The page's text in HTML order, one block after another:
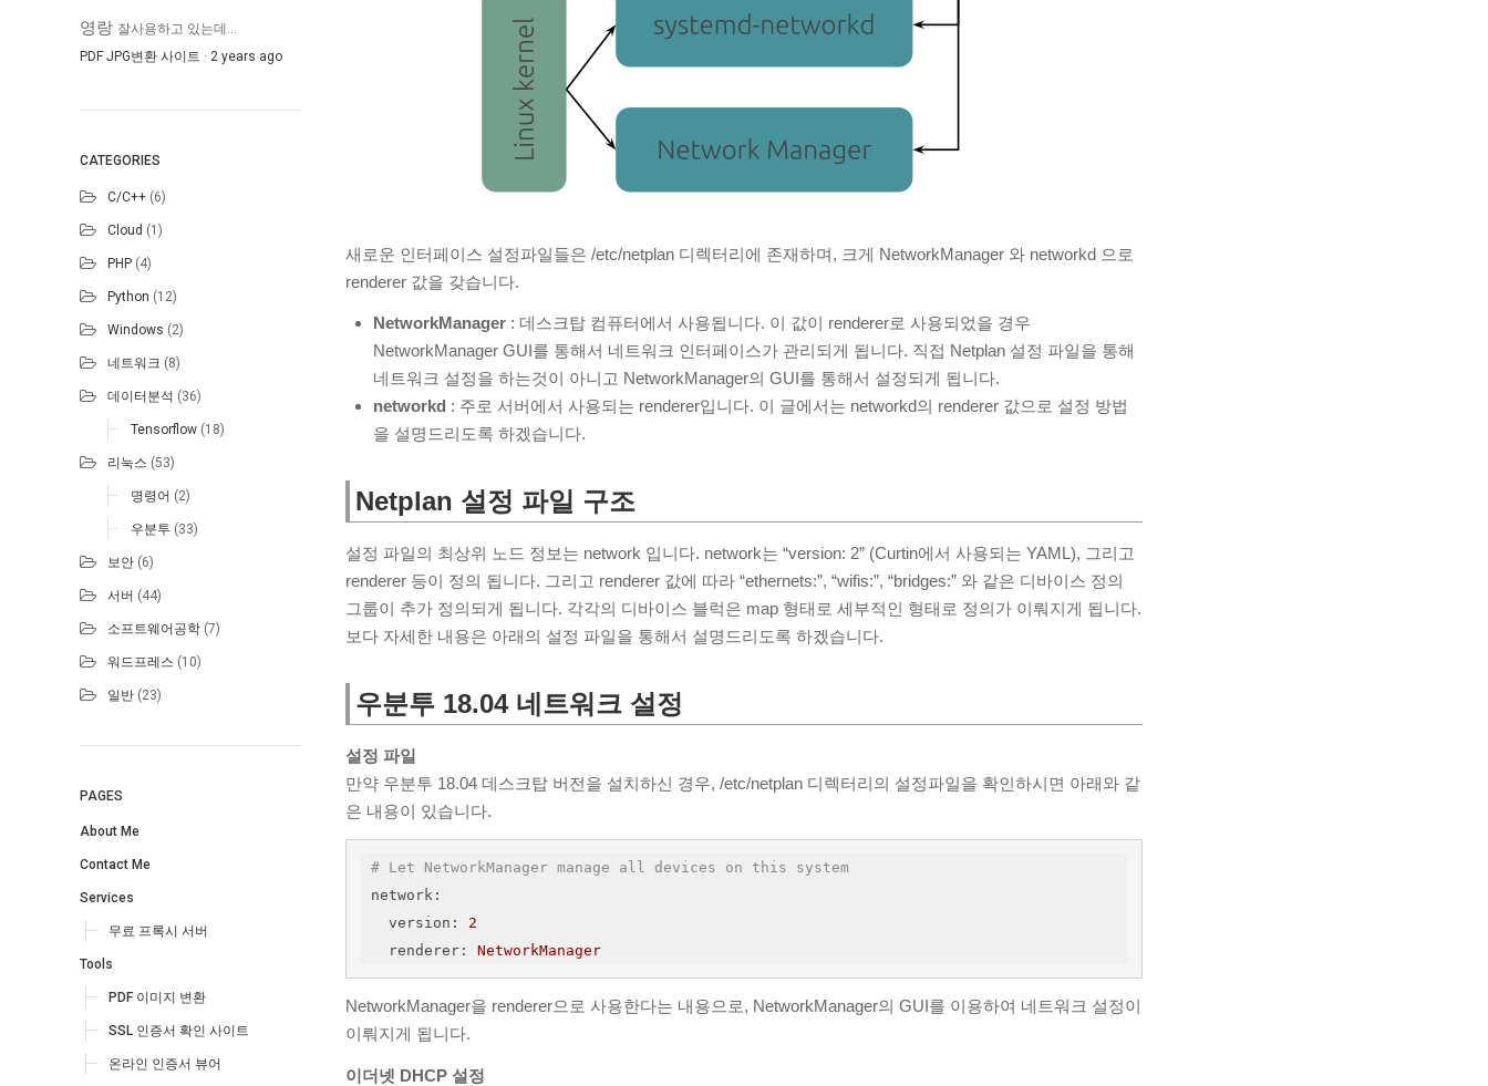
영랑 잘사용하고 있는데...
PDF JPG변환 사이트 · 2 years ago
CATEGORIES
C/C++ (6)
Cloud (1)
PHP (4)
Python (12)
Windows (2)
네트워크 (8)
데이터분석 (36)
Tensorflow (18)
리눅스 (53)
명령어 (2)
우분투 (33)
보안 (6)
서버 (44)
소프트웨어공학 (7)
워드프레스 (10)
일반 (23)
PAGES
About Me
Contact Me
Services
무료 프록시 서버
Tools
PDF 이미지 변환
SSL 인증서 확인 사이트
온라인 인증서 뷰어
새로운 인터페이스 설정파일들은 /etc/netplan 디렉터리에 존재하며, 크게 NetworkManager 와 networkd 으로
renderer 값을 갖습니다.
NetworkManager : 데스크탑 컴퓨터에서 사용됩니다. 이 값이 renderer로 사용되었을 경우
NetworkManager GUI를 통해서 네트워크 인터페이스가 관리되게 됩니다. 직접 Netplan 설정 파일을 통해
네트워크 설정을 하는것이 아니고 NetworkManager의 GUI를 통해서 설정되게 됩니다.
networkd : 주로 서버에서 사용되는 renderer입니다. 이 글에서는 networkd의 renderer 값으로 설정 방법
을 설명드리도록 하겠습니다.
Netplan 설정 파일 구조
설정 파일의 최상위 노드 정보는 network 입니다. network는 “version: 2” (Curtin에서 사용되는 YAML), 그리고
renderer 등이 정의 됩니다. 그리고 renderer 값에 따라 “ethernets:”, “wifis:”, “bridges:” 와 같은 디바이스 정의
그룹이 추가 정의되게 됩니다. 각각의 디바이스 블럭은 map 형태로 세부적인 형태로 정의가 이뤄지게 됩니다.
보다 자세한 내용은 아래의 설정 파일을 통해서 설명드리도록 하겠습니다.
우분투 18.04 네트워크 설정
설정 파일
만약 우분투 18.04 데스크탑 버전을 설치하신 경우, /etc/netplan 디렉터리의 설정파일을 확인하시면 아래와 같
은 내용이 있습니다.
# Let NetworkManager manage all devices on this system
network :
version : 2
renderer : NetworkManager
NetworkManager을 renderer으로 사용한다는 내용으로, NetworkManager의 GUI를 이용하여 네트워크 설정이
이뤄지게 됩니다.
이더넷 DHCP 설정